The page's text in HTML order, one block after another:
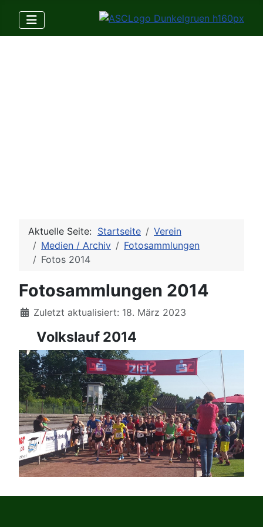
Aktuelle Seite: Startseite
Verein
Medien / Archiv
Fotosammlungen
Fotos 2014
Fotosammlungen 2014
DetailsZuletzt aktualisiert: 18. März 2023
Volkslauf 2014